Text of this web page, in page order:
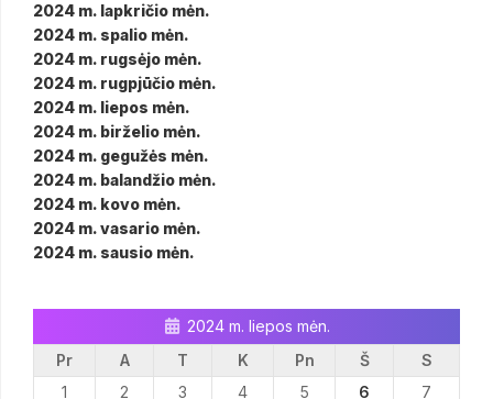
2024 m. lapkričio mėn.
2024 m. spalio mėn.
2024 m. rugsėjo mėn.
2024 m. rugpjūčio mėn.
2024 m. liepos mėn.
2024 m. birželio mėn.
2024 m. gegužės mėn.
2024 m. balandžio mėn.
2024 m. kovo mėn.
2024 m. vasario mėn.
2024 m. sausio mėn.
2024 m. liepos mėn.
Pr
A T K Pn Š
S
1
2 3 4 5 6
7